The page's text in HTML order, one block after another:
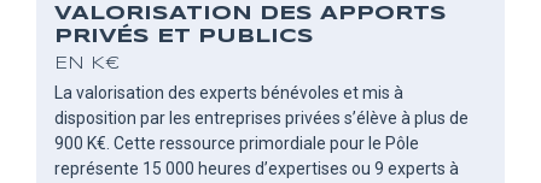
VALORISATION DES APPORTS
PRIVÉS ET PUBLICS
EN K€
La valorisation des experts bénévoles et mis à
disposition par les entreprises privées s’élève à plus de
900 K€. Cette ressource primordiale pour le Pôle
représente 15 000 heures d’expertises ou 9 experts à